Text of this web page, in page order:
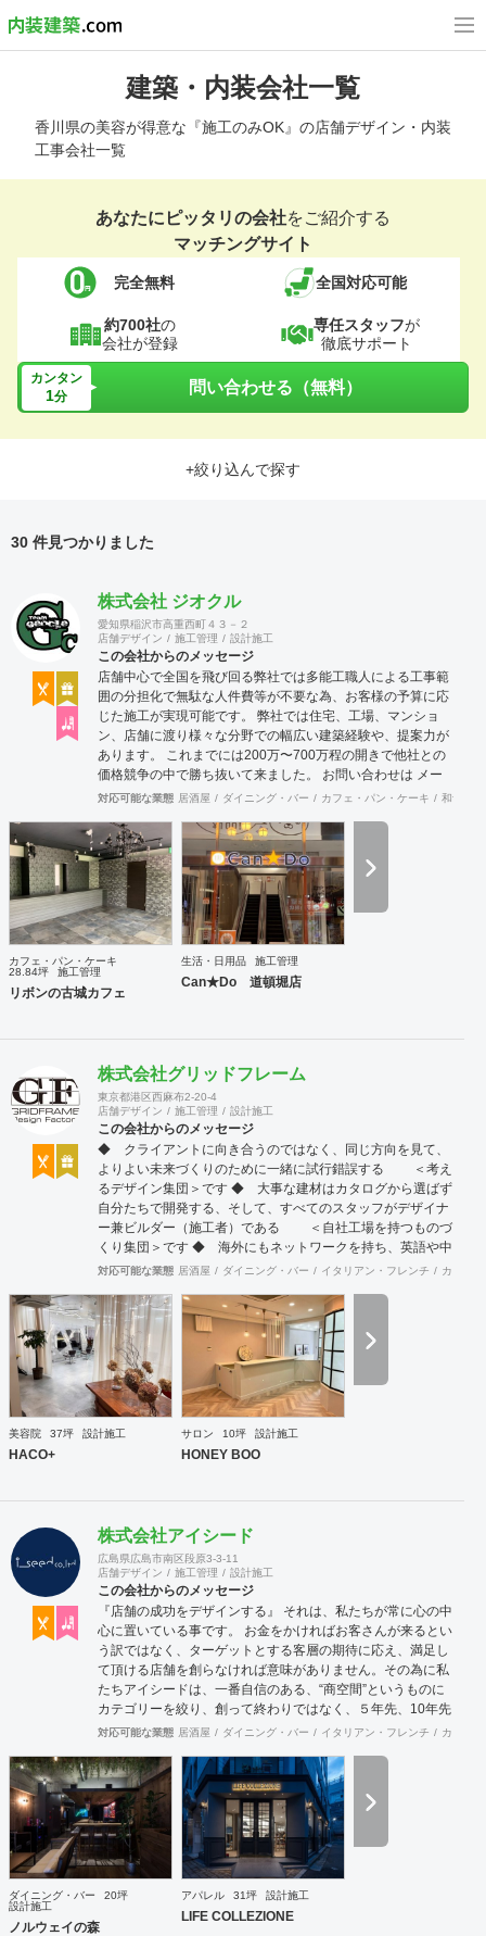
建築・内装会社一覧
香川県の美容が得意な『施工のみOK』の店舗デザイン・内装
工事会社一覧
あなたにピッタリの会社をご紹介する
マッチングサイト
完全無料 全国対応可能
約700社の
会社が登録
専任スタッフが
徹底サポート
カンタン
1分 問い合わせる（無料）
+絞り込んで探す
30 件見つかりました
株式会社 ジオクル
愛知県稲沢市高重西町４３－２
店舗デザイン
施工管理 設計施工
この会社からのメッセージ
店舗中心で全国を飛び回る弊社では多能工職人による工事範
囲の分担化で無駄な人件費等が不要な為、お客様の予算に応
じた施工が実現可能です。 弊社では住宅、工場、マンショ
ン、店舗に渡り様々な分野での幅広い建築経験や、提案力が
あります。 これまでには200万〜700万程の開きで他社との
価格競争の中で勝ち抜いて来ました。 お問い合わせは メー
ル（tenperhide31@icloud.com）からも承ります。 その他：
対応可能な業態 居酒屋 ダイニング・バー カフェ・パン・ケーキ 和食・
カフェ・パン・ケーキ
28.84坪
施工管理
リボンの古城カフェ
生活・日用品 施工管理
Can★Do 道頓堀店
株式会社グリッドフレーム
東京都港区西麻布2-20-4
店舗デザイン
施工管理 設計施工
この会社からのメッセージ
◆ クライアントに向き合うのではなく、同じ方向を見て、
よりよい未来づくりのために一緒に試行錯誤する ＜考え
るデザイン集団＞です ◆ 大事な建材はカタログから選ばず
自分たちで開発する、そして、すべてのスタッフがデザイナ
ー兼ビルダー（施工者）である ＜自社工場を持つものづ
くり集団＞です ◆ 海外にもネットワークを持ち、英語や中
国語に堪能なスタッフたちが、海外から国内への出店をスム
工案件、設計＋造作物の案件、施工案件、造作物制作など、
多様な請負形態が可能です。工場では金属を中心にさまざま
な素材を用いた制作が可能で、例えば通常デザイン性とは無
縁な特定防火設備（鉄扉）などにも高いデザイン性を施すこ
とも可能です。 GRIDFRAME とりかえのきかない空間
https://gridframe.co.jp/ Synes(シネス) 霧のようなやわらか
な空間 http://synes.jp/ SOTOCHIKU 時間の蓄積を取り
込む空間 https://sotochiku.com/
対応可能な業態 居酒屋 ダイニング・バー イタリアン・フレンチ カフェ
美容院 37坪 設計施工
HACO+
サロン 10坪 設計施工
HONEY BOO
株式会社アイシード
広島県広島市南区段原3-3-11
店舗デザイン
施工管理 設計施工
この会社からのメッセージ
『店舗の成功をデザインする』 それは、私たちが常に心の中
心に置いている事です。 お金をかければお客さんが来るとい
う訳ではなく、ターゲットとする客層の期待に応え、満足し
て頂ける店舗を創らなければ意味がありません。その為に私
たちアイシードは、一番自信のある、“商空間”というものに
カテゴリーを絞り、創って終わりではなく、５年先、10年先
を見据えながら、お客様のサクセスパートナーとして、成功
対応可能な業態 居酒屋 ダイニング・バー イタリアン・フレンチ カフェ
ダイニング・バー
20坪
設計施工
ノルウェイの森
アパレル 31坪 設計施工
LIFE COLLEZIONE